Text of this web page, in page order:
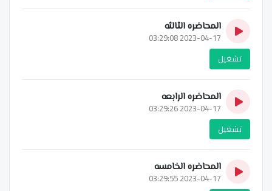
المحاضره الثالثه
2023-04-17 03:29:08
تشغيل
المحاضره الرابعه
2023-04-17 03:29:26
تشغيل
المحاضره الخامسه
2023-04-17 03:29:55